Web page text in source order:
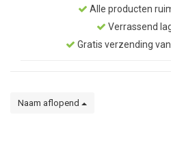
Alle producten
Verrassend
Gratis verzending
Naam aflopend